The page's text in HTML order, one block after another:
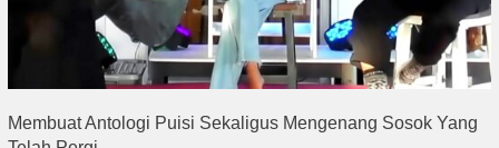
Membuat Antologi Puisi Sekaligus Mengenang Sosok Yang